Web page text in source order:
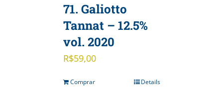
71. Galiotto
Tannat – 12.5%
vol. 2020
R$59,00
Comprar Details